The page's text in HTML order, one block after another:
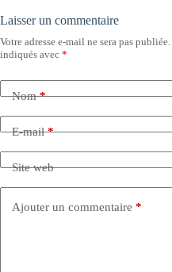
Laisser un commentaire
Votre adresse e-mail ne sera pas publiée.
indiqués avec *
Nom*
E-mail*
Site web
Ajouter un commentaire *